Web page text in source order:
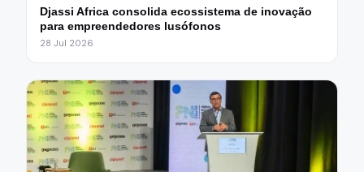
Djassi Africa consolida ecossistema de inovação
para empreendedores lusófonos
28 Jul 2026